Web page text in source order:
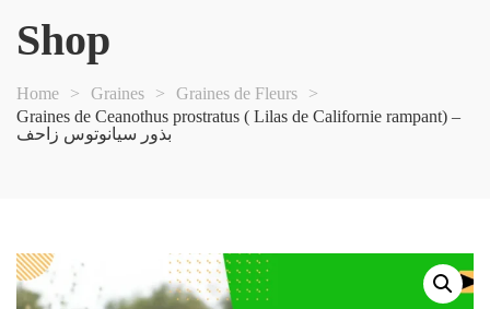
Shop
Home > Graines > Graines de Fleurs
>
Graines de Ceanothus prostratus ( Lilas de Californie rampant) –
بذور سيانوتوس زاحف